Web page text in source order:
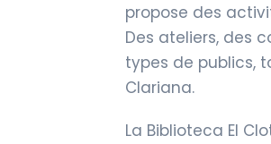
propose des
Des ateliers, des
types de publics,
Clariana.
La Biblioteca El